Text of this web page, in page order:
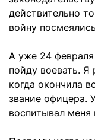
действительно
войну
А уже 24
пойду воевать. Я
когда окончила
звание офицера.
воспитывал меня